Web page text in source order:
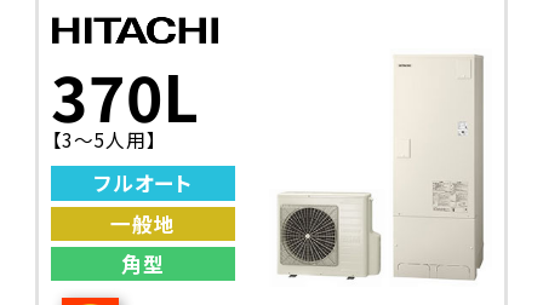
370L
【3～5人用】
フルオート
一般地
角型